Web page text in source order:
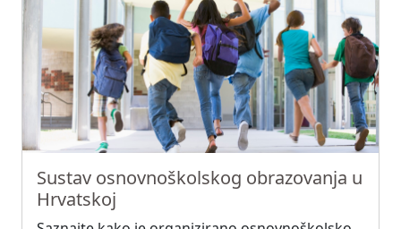
Sustav osnovnoškolskog obrazovanja u
Hrvatskoj